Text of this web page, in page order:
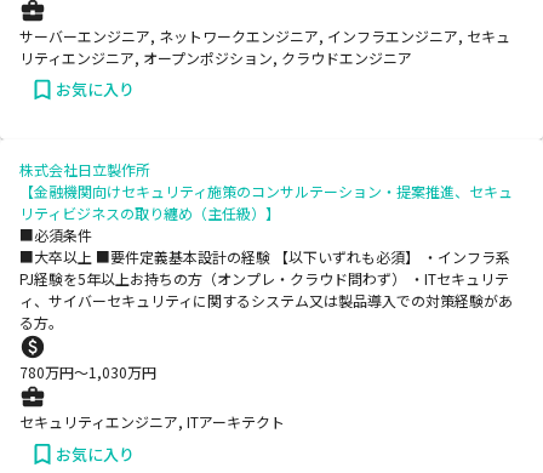
サーバーエンジニア, ネットワークエンジニア, インフラエンジニア, セキュ
リティエンジニア, オープンポジション, クラウドエンジニア
お気に入り
株式会社日立製作所
【金融機関向けセキュリティ施策のコンサルテーション・提案推進、セキュ
リティビジネスの取り纏め（主任級）】
■必須条件
■大卒以上 ■要件定義基本設計の経験 【以下いずれも必須】 ・インフラ系
PJ経験を5年以上お持ちの方（オンプレ・クラウド問わず） ・ITセキュリテ
ィ、サイバーセキュリティに関するシステム又は製品導入での対策経験があ
る方。
780万円〜1,030万円
セキュリティエンジニア, ITアーキテクト
お気に入り